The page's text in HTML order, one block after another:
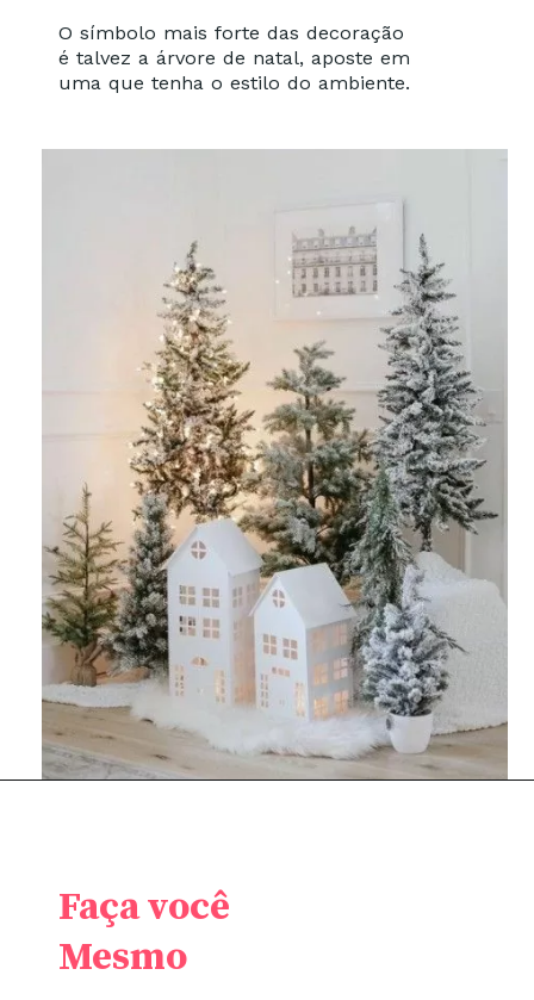
O símbolo mais forte das decoração
é talvez a árvore de natal, aposte em
uma que tenha o estilo do ambiente.
Faça você
Mesmo